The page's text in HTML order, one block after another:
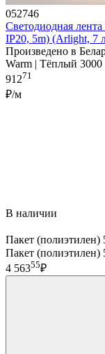
052746
Светодиодная
IP20, 5m) (Arlight, 7
Произведено в
Warm | Тёплый
91271
₽/м
В наличии
Пакет
Пакет (полиэтилен)
4 56355₽